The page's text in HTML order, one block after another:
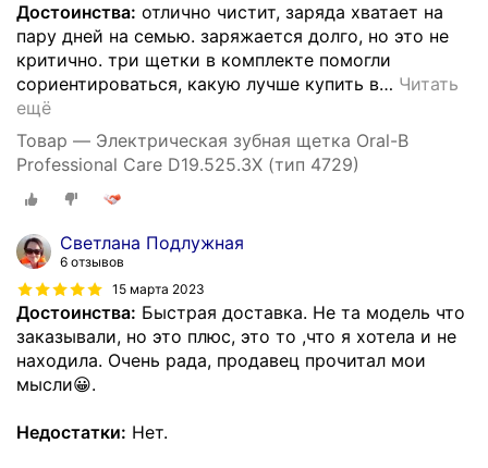
Достоинства: отлично чистит, заряда хватает на
пару дней на семью. заряжается долго, но это не
критично. три щетки в комплекте помогли
сориентироваться, какую лучше купить в… Читать
ещё
Товар — Электрическая зубная щетка Oral-B
Professional Care D19.525.3X (тип 4729)
Светлана Подлужная
6 отзывов
15 марта 2023
Достоинства: Быстрая доставка. Не та модель что
заказывали, но это плюс, это то ,что я хотела и не
находила. Очень рада, продавец прочитал мои
мысли😀.
Недостатки: Нет.